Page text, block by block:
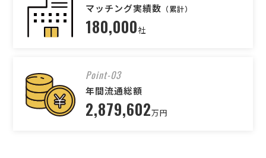
マッチング実績数 （累計）
180,000社
Point-03
年間流通総額
2,879,602万円